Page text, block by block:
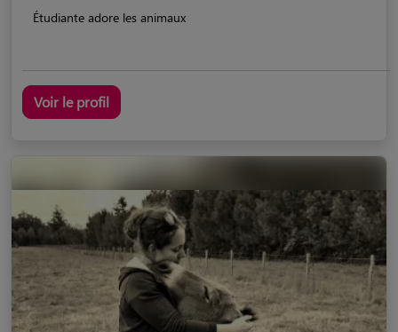
Étudiante adore les animaux
Voir le profil